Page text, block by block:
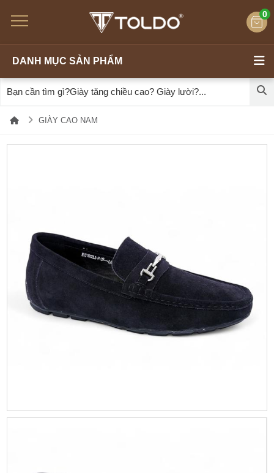
0
DANH MỤC SẢN PHẨM
GIÀY CAO NAM